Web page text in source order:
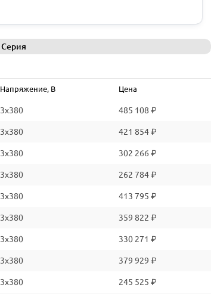
Серия
Напряжение, В Цена
3x380 485 108 ₽
3x380 421 854 ₽
3x380 302 266 ₽
3x380 262 784 ₽
3x380 413 795 ₽
3x380 359 822 ₽
3x380 330 271 ₽
3x380 379 929 ₽
3x380 245 525 ₽